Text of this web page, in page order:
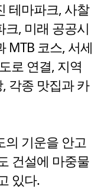
테마파크, 사찰
크, 미래 공공시
MTB 코스, 서세
로 연결, 지역
각종 맛집과 카
의 기운을 안고
건설에 마중물
있다.